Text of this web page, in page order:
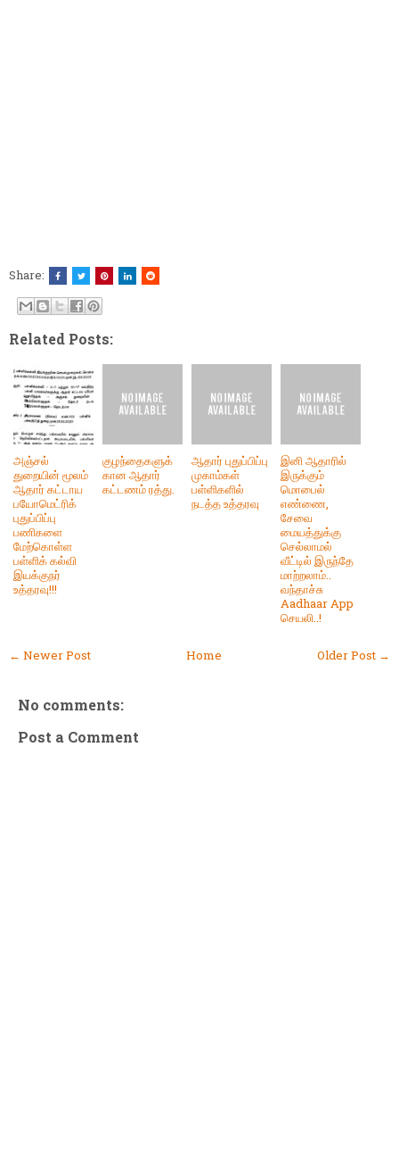
Share:
Related Posts:
அஞ்சல்
துறையின் மூலம்
ஆதார் கட்டாய
பயோமெட்ரிக்
புதுப்பிப்பு
பணிகளை
மேற்கொள்ள
பள்ளிக் கல்வி
இயக்குநர்
உத்தரவு!!!
குழந்தைகளுக்
கான ஆதார்
கட்டணம் ரத்து.
ஆதார் புதுப்பிப்பு
முகாம்கள்
பள்ளிகளில்
நடத்த உத்தரவு
இனி ஆதாரில்
இருக்கும்
மொபைல்
எண்ணை,
சேவை
மையத்துக்கு
செல்லாமல்
வீட்டில் இருந்தே
மாற்றலாம்..
வந்தாச்சு
Aadhaar App
செயலி..!
← Newer Post Older Post →
Home
No comments:
Post a Comment